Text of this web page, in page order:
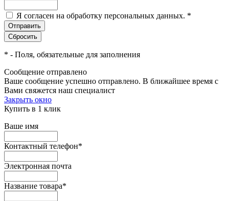
Я согласен на обработку персональных данных. *
* - Поля, обязательные для заполнения
Сообщение отправлено
Ваше сообщение успешно отправлено. В ближайшее время с
Вами свяжется наш специалист
Закрыть окно
Купить в 1 клик
Ваше имя
Контактный телефон*
Электронная почта
Название товара*